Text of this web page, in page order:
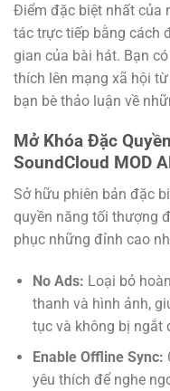
Điểm đặc biệt nhất của
tác trực tiếp bằng cách
gian của bài hát. Bạn
thích lên mạng xã hội
bạn bè thảo luận về
Mở Khóa Đặc
SoundCloud MOD
Sở hữu phiên bản đặc
quyền năng tối thượng
phục những đỉnh cao
No Ads: Loại bỏ
thanh và hình ảnh,
tục và không bị ngắt
Enable Offline Sync:
yêu thích để nghe